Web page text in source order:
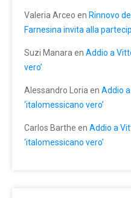
Valeria Arceo en Rinnovo
Farnesina invita alla
Suzi Manara en Addio a
vero’
Alessandro Loria en Addio
‘italomessicano vero’
Carlos Barthe en Addio a
‘italomessicano vero’